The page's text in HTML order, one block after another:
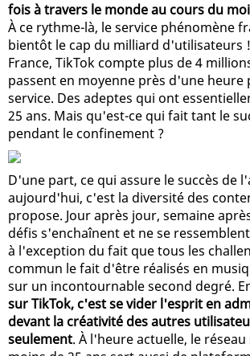
fois à travers le monde au cours du
À ce rythme-là, le service phénomène
bientôt le cap du milliard d'utilisateurs
France, TikTok compte plus de 4
passent en moyenne près d'une heure
service. Des adeptes qui ont
25 ans. Mais qu'est-ce qui fait tant le
pendant le confinement ?
D'une part, ce qui assure le succès de
aujourd'hui, c'est la diversité des
propose. Jour après jour, semaine
défis s'enchaînent et ne se
à l'exception du fait que tous les
commun le fait d'être réalisés en
sur un incontournable second degré.
sur TikTok, c'est se vider l'esprit en
devant la créativité des autres
seulement. À l'heure actuelle, le